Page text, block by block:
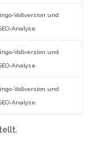
Vollversion und
Analyse.
Vollversion und
Analyse.
Vollversion und
Analyse.